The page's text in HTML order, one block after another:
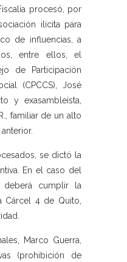
procesó, por
ilícita para
de influencias, a
entre ellos, el
de Participación
(CPCCS), José
y exasambleísta,
familiar de un alto
se dictó la
En el caso del
deberá cumplir la
Cárcel 4 de Quito,
Marco Guerra,
(prohibición de